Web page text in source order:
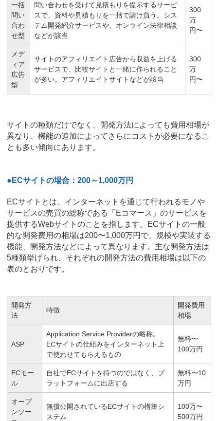
一括
問い
合わ
せ型
問い合わせを受けて見積もりを提示するサービ
スで、資料や見積もりを一括で請け負う。シス
テム開発紹介サービスや、オンライン法律相談
などが該当
300
万
円〜
メデ
ィア
広告
型
サイトのアフィリエイト広告から収益を上げる
サービスで、比較サイトと一緒に作られること
が多い。アフィリエイトサイトなどが該当
300
万
円〜
サイトの種類だけでなく、開発方法によっても費用相場が
異なり、機能の追加によってさらにコストが必要になるこ
とも多い傾向にあります。
●ECサイトの場合：200～1,000万円
ECサイトとは、インターネットを通じて行われるモノや
サービスの売買の総称である「Eコマース」のサービスを
提供するWebサイトのことを指します。ECサイトの一般
的な開発費用の相場は200〜1,000万円で、規模や実装する
機能、開発方法などによって異なります。主な開発方法は
5種類挙げられ、それぞれの開発方法の費用相場は以下の
表のとおりです。
開発方
法
特徴
開発費用
相場
ASP
Application Service Providerの略称。
ECサイトの仕組みをインターネット上
で使わせてもらえるもの
無料〜
100万円
ECモー
ル
自社でECサイトを持つのではなく、プ
ラットフォームに出店する
無料〜10
万円
オープ
ンソー
無償公開されているECサイトの構築シ
ステム
100万〜
500万円